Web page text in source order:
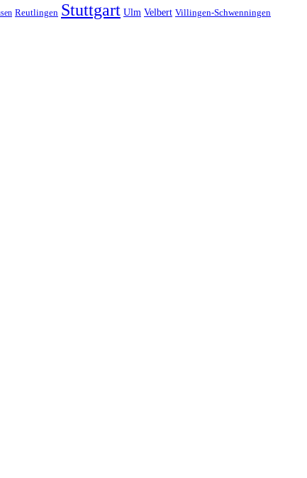
Reutlingen Stuttgart Ulm Velbert Villingen-Schwenningen